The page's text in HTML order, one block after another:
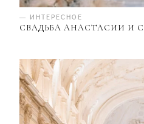
— ИНТЕРЕСНОЕ
СВАДЬБА АНАСТАСИИ И